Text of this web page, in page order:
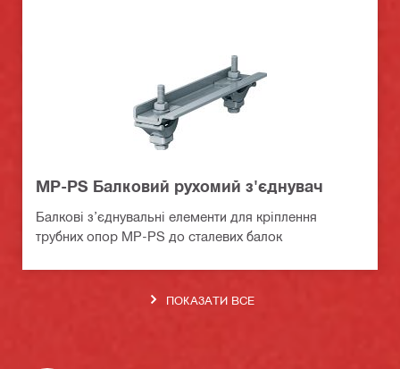
MP-PS Балковий рухомий з'єднувач
Балкові з’єднувальні елементи для кріплення
трубних опор MP-PS до сталевих балок
ПОКАЗАТИ ВСЕ